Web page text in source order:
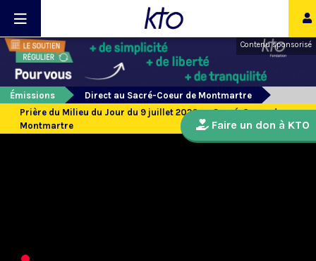
Contenu sponsorisé
Émissions
Direct au Sacré-Coeur de Montmartre
Prière du Milieu du Jour du 9 juillet 2026 au Sacré-Coeur de
Montmartre
Faire un don à KTO